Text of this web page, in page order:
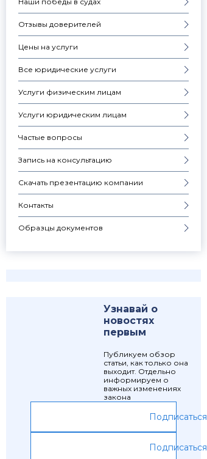
Отзывы доверителей
Цены на услуги
Все юридические услуги
Услуги физическим лицам
Услуги юридическим лицам
Частые вопросы
Запись на консультацию
Скачать презентацию компании
Контакты
Образцы документов
Узнавай о
новостях
первым
Публикуем обзор
статьи, как только она
выходит. Отдельно
информируем о
важных изменениях
закона
Подписаться
Подписаться